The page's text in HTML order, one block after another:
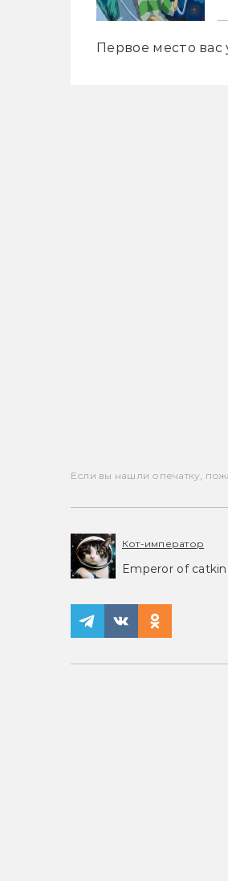
Первое место вас
Если вы нашли опечатку,
Кот-император
Emperor of